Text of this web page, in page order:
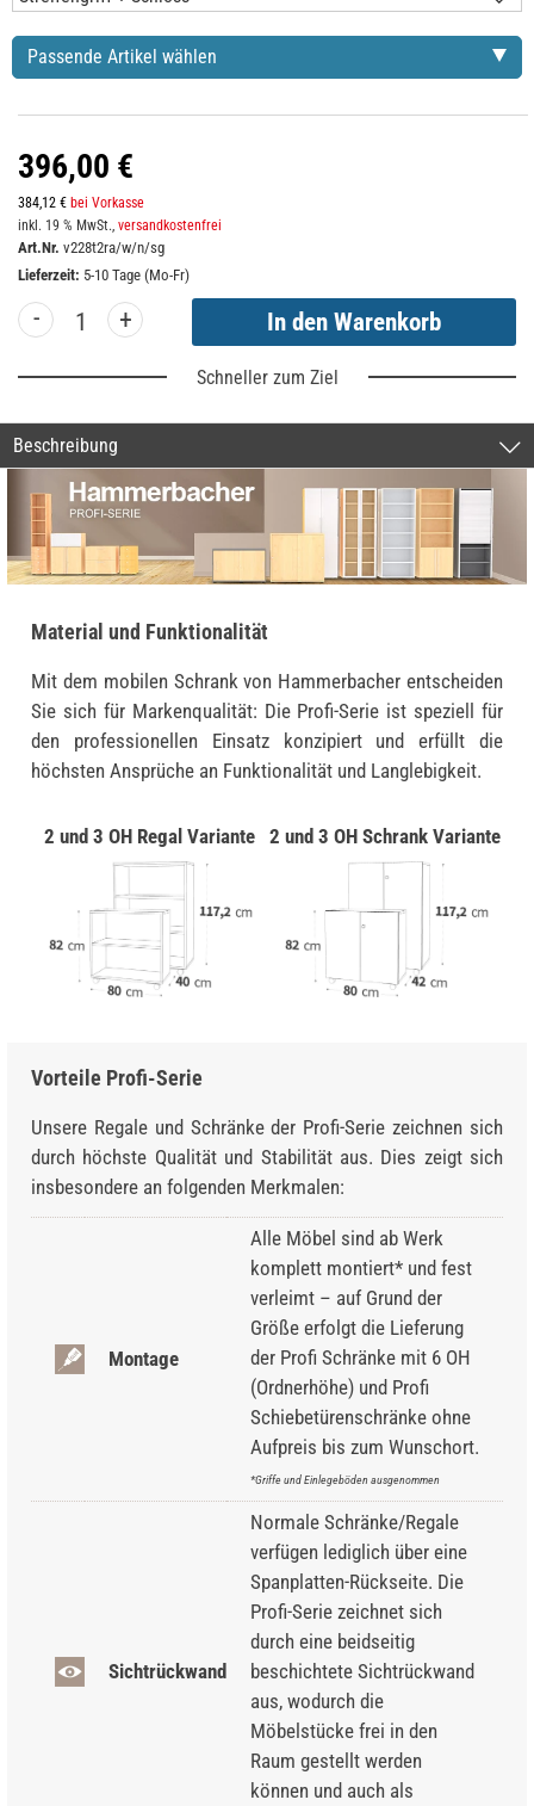
Passende Artikel wählen
396,00 €
384,12 € bei Vorkasse
inkl. 19 % MwSt., versandkostenfrei
Art.Nr. v228t2ra/w/n/sg
Lieferzeit: 5-10 Tage (Mo-Fr)
- +
Schneller zum Ziel
Beschreibung
Material und Funktionalität
Mit dem mobilen Schrank von Hammerbacher entscheiden
Sie sich für Markenqualität: Die Profi-Serie ist speziell für
den professionellen Einsatz konzipiert und erfüllt die
höchsten Ansprüche an Funktionalität und Langlebigkeit.
2 und 3 OH Regal Variante 2 und 3 OH Schrank Variante
Vorteile Profi-Serie
Unsere Regale und Schränke der Profi-Serie zeichnen sich
durch höchste Qualität und Stabilität aus. Dies zeigt sich
insbesondere an folgenden Merkmalen:
Montage
Alle Möbel sind ab Werk
komplett montiert* und fest
verleimt – auf Grund der
Größe erfolgt die Lieferung
der Profi Schränke mit 6 OH
(Ordnerhöhe) und Profi
Schiebetürenschränke ohne
Aufpreis bis zum Wunschort.
*Griffe und Einlegeböden ausgenommen
Sichtrückwand
Normale Schränke/Regale
verfügen lediglich über eine
Spanplatten-Rückseite. Die
Profi-Serie zeichnet sich
durch eine beidseitig
beschichtete Sichtrückwand
aus, wodurch die
Möbelstücke frei in den
Raum gestellt werden
können und auch als